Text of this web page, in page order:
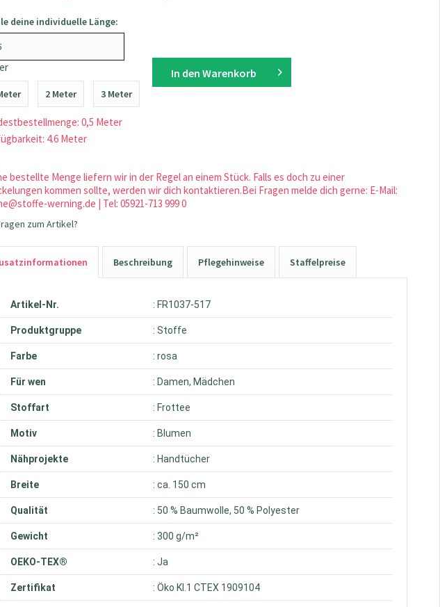
deine individuelle Länge:
2 Meter 3 Meter
0,5 Meter
4.6 Meter
In den Warenkorb
bestellte Menge liefern wir in der Regel an einem Stück. Falls es doch zu einer
kommen sollte, werden wir dich kontaktieren.Bei Fragen melde dich gerne: E-Mail:
werning.de | Tel: 05921-713 999 0
zum Artikel?
Beschreibung Pflegehinweise Staffelpreise
Artikel-Nr. : FR1037-517
Produktgruppe : Stoffe
Farbe : rosa
Für wen : Damen, Mädchen
Stoffart : Frottee
Motiv : Blumen
Nähprojekte : Handtücher
Breite : ca. 150 cm
Qualität : 50 % Baumwolle, 50 % Polyester
Gewicht : 300 g/m²
OEKO-TEX® : Ja
Zertifikat : Öko Kl.1 CTEX 1909104